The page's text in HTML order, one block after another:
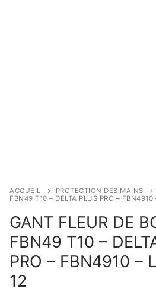
ACCUEIL PROTECTION DES MAINS
FBN49 T10 – DELTA PLUS PRO – FBN4910
GANT FLEUR DE
FBN49 T10 –
PRO – FBN4910 –
12